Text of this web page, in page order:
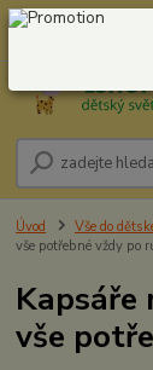
604278943
Úvod Vše do
vše potřebné vždy po
vše